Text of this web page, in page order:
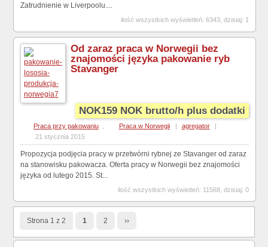
Zatrudnienie w Liverpoolu....
ilość wszystkich wyświetleń: 6343, dzisiaj: 1
NOK159 NOK brutto/h plus dodatki
Od zaraz praca w Norwegii bez
znajomości języka pakowanie ryb
Stavanger
Praca przy pakowaniu Praca w Norwegii | agregator
|
21 stycznia 2015
Propozycja podjęcia pracy w przetwórni rybnej ze Stavanger od zaraz
na stanowisku pakowacza. Oferta pracy w Norwegii bez znajomości
języka od lutego 2015. St...
ilość wszystkich wyświetleń: 11568, dzisiaj: 0
Strona 1 z 2 1 2 ››